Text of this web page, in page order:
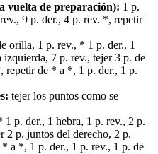
vuelta de preparación): 1 p.
9 p. der., 4 p. rev. *, repetir
orilla, 1 p. rev., * 1 p. der., 1
7 p. rev., tejer 3 p. de
repetir de * a *, 1 p. der., 1 p.
tejer los puntos como se
p. der., 1 hebra, 1 p. rev., 2 p.
2 p. juntos del derecho, 2 p.
a *, 1 p. der., 1 p. rev., 1 p. de